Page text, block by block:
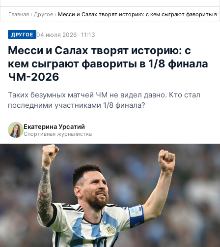
Главная › Другое › Месси и Салах творят историю: с кем сыграют фавориты
ДРУГОЕ 04 июля 2026 · 11:13
Месси и Салах творят историю: с
кем сыграют фавориты в 1/8 финала
ЧМ-2026
Таких безумных матчей ЧМ не видел давно. Кто стал
последними участниками 1/8 финала?
Екатерина Урсатий
Спортивная журналистка